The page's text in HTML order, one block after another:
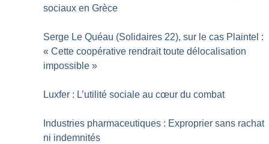
sociaux en Grèce
Serge Le Quéau (Solidaires 22), sur le cas Plaintel :
« Cette coopérative rendrait toute délocalisation
impossible »
Luxfer : L’utilité sociale au cœur du combat
Industries pharmaceutiques : Exproprier sans rachat
ni indemnités